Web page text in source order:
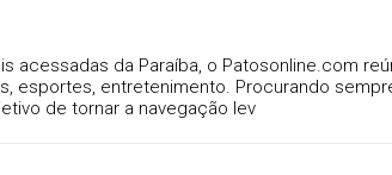
acessadas da Paraíba, o Patosonline.com
esportes, entretenimento. Procurando
de tornar a navegação lev